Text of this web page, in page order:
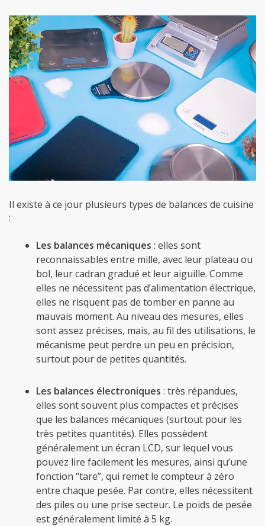
Il existe à ce jour plusieurs types de balances de cuisine
:
Les balances mécaniques : elles sont
reconnaissables entre mille, avec leur plateau ou
bol, leur cadran gradué et leur aiguille. Comme
elles ne nécessitent pas d’alimentation électrique,
elles ne risquent pas de tomber en panne au
mauvais moment. Au niveau des mesures, elles
sont assez précises, mais, au fil des utilisations, le
mécanisme peut perdre un peu en précision,
surtout pour de petites quantités.
Les balances électroniques : très répandues,
elles sont souvent plus compactes et précises
que les balances mécaniques (surtout pour les
très petites quantités). Elles possèdent
généralement un écran LCD, sur lequel vous
pouvez lire facilement les mesures, ainsi qu’une
fonction “tare”, qui remet le compteur à zéro
entre chaque pesée. Par contre, elles nécessitent
des piles ou une prise secteur. Le poids de pesée
est généralement limité à 5 kg.